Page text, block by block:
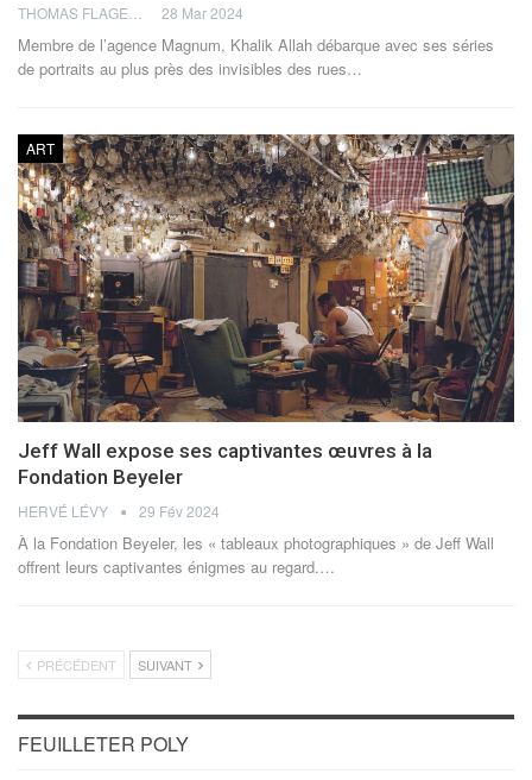
28 Mar 2024
Membre de l’agence Magnum, Khalik Allah débarque avec ses séries
de portraits au plus près des invisibles des rues…
ART
Jeff Wall expose ses captivantes œuvres à la
Fondation Beyeler
HERVÉ LÉVY 29 Fév 2024
À la Fondation Beyeler, les « tableaux photographiques » de Jeff Wall
offrent leurs captivantes énigmes au regard.…
PRÉCÉDENT SUIVANT
FEUILLETER POLY